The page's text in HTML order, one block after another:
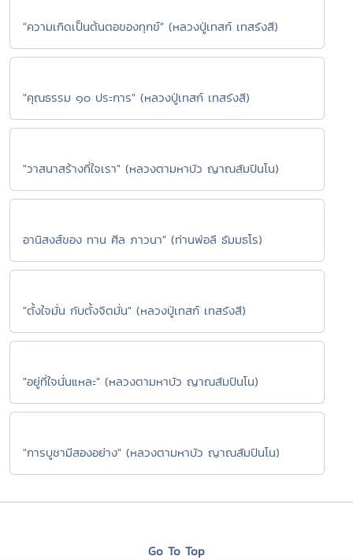
"ความเกิดเป็นต้นตอของทุกข์" (หลวงปู่เทสก์ เทสรังสี)
"คุณธรรม ๑๐ ประการ" (หลวงปู่เทสก์ เทสรังสี)
"วาสนาสร้างที่ใจเรา" (หลวงตามหาบัว ญาณสัมปันโน)
อานิสงส์ของ ทาน ศีล ภาวนา" (ท่านพ่อลี ธัมมธโร)
"ตั้งใจมั่น กับตั้งจิตมั่น" (หลวงปู่เทสก์ เทสรังสี)
"อยู่ที่ใจนั่นแหละ" (หลวงตามหาบัว ญาณสัมปันโน)
"การบูชามีสองอย่าง" (หลวงตามหาบัว ญาณสัมปันโน)
Go To Top